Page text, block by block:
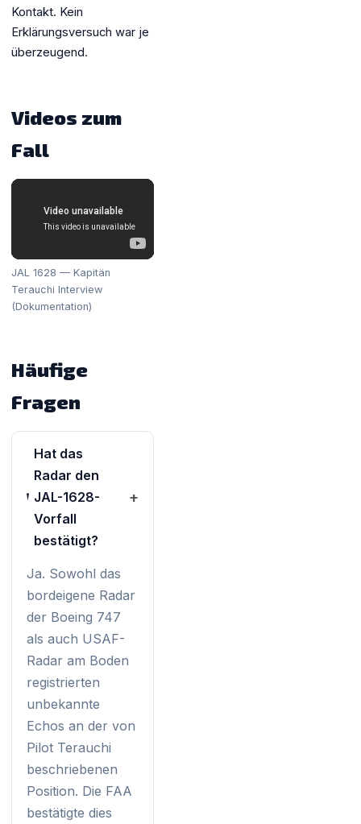
Kontakt. Kein
Erklärungsversuch war je
überzeugend.
Videos zum
Fall
JAL 1628 — Kapitän
Terauchi Interview
(Dokumentation)
Häufige
Fragen
Hat das
Radar den
JAL-1628-
Vorfall
bestätigt?
+
Ja. Sowohl das
bordeigene Radar
der Boeing 747
als auch USAF-
Radar am Boden
registrierten
unbekannte
Echos an der von
Pilot Terauchi
beschriebenen
Position. Die FAA
bestätigte dies